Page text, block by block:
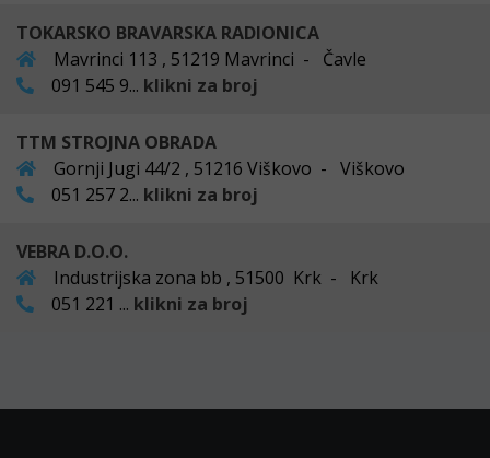
TOKARSKO BRAVARSKA RADIONICA
Mavrinci 113 , 51219 Mavrinci - Čavle
091 545 9... klikni za broj
TTM STROJNA OBRADA
Gornji Jugi 44/2 , 51216 Viškovo - Viškovo
051 257 2... klikni za broj
VEBRA D.O.O.
Industrijska zona bb , 51500 Krk - Krk
051 221 ... klikni za broj